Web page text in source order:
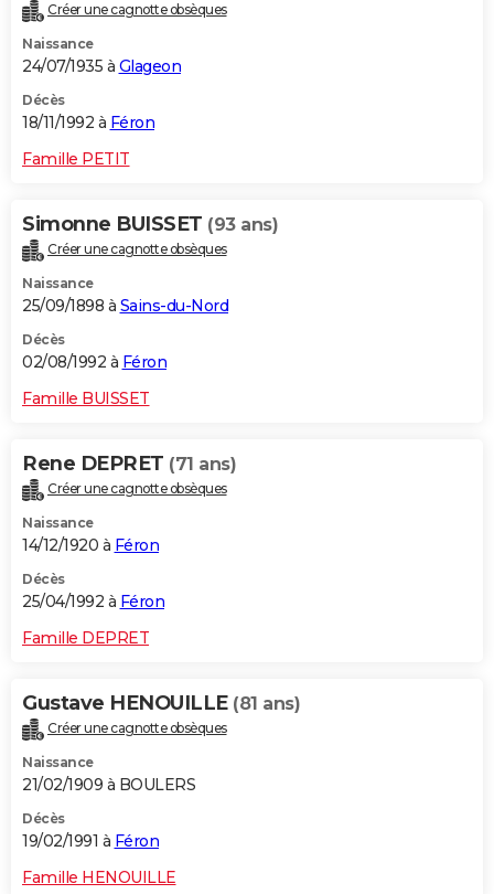
Créer une cagnotte obsèques
Naissance
24/07/1935 à Glageon
Décès
18/11/1992 à Féron
Famille PETIT
Simonne BUISSET (93 ans)
Créer une cagnotte obsèques
Naissance
25/09/1898 à Sains-du-Nord
Décès
02/08/1992 à Féron
Famille BUISSET
Rene DEPRET (71 ans)
Créer une cagnotte obsèques
Naissance
14/12/1920 à Féron
Décès
25/04/1992 à Féron
Famille DEPRET
Gustave HENOUILLE (81 ans)
Créer une cagnotte obsèques
Naissance
21/02/1909 à BOULERS
Décès
19/02/1991 à Féron
Famille HENOUILLE